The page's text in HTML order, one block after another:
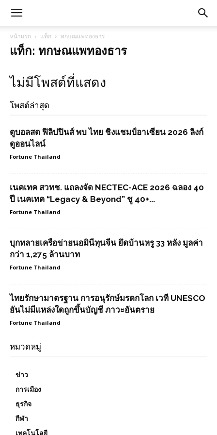
หน้าแรก แท็ก ทกษณแพทองธาร
แท็ก: ทกษณแพทองธาร
ไม่มีโพสต์ที่แสดง
โพสต์ล่าสุด
ดูบอลสด ฟิลิปปินส์ พบ ไทย ชิงแชมป์อาเซียน 2026 ลิงก์
ดูออนไลน์
Fortune Thailand
เนคเทค สวทช. แถลงจัด NECTEC-ACE 2026 ฉลอง 40
ปี เนคเทค “Legacy & Beyond” ชู 40+...
Fortune Thailand
บุกทลายเครือข่ายนอมินีทุนจีน ยึดบ้านหรู 33 หลัง มูลค่า
กว่า 1,275 ล้านบาท
Fortune Thailand
ไทยรักษามาตรฐาน การอนุรักษ์มรดกโลก เวที UNESCO
ยันไม่มีแหล่งใดถูกขึ้นบัญชี ภาวะอันตราย
Fortune Thailand
หมวดหมู่
ข่าว
การเมือง
ธุรกิจ
กีฬา
เทคโนโลยี